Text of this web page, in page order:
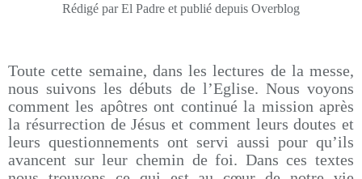
Rédigé par El Padre et publié depuis Overblog
Toute cette semaine, dans les lectures de la messe,
nous suivons les débuts de l’Eglise. Nous voyons
comment les apôtres ont continué la mission après
la résurrection de Jésus et comment leurs doutes et
leurs questionnements ont servi aussi pour qu’ils
avancent sur leur chemin de foi. Dans ces textes